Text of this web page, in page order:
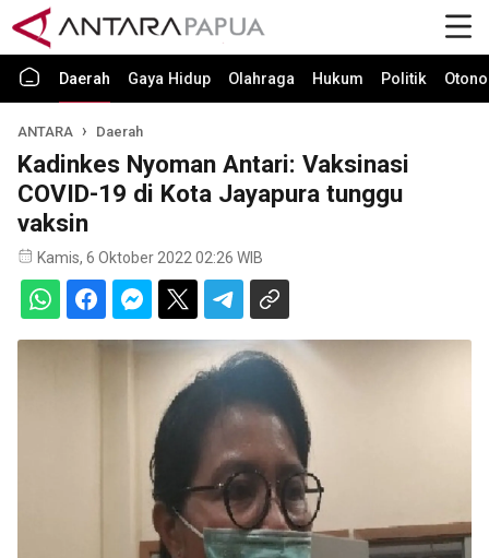
Daerah Gaya Hidup Olahraga Hukum Politik
ANTARA Daerah
Kadinkes Nyoman Antari: Vaksinasi
COVID-19 di Kota Jayapura tunggu
vaksin
Kamis, 6 Oktober 2022 02:26 WIB